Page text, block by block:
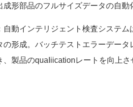
形部品のフルサイズデータの自
自動インテリジェント検査システ
の形成。バッチテストエラーデー
、製品のquaIiicationレートを向上さ